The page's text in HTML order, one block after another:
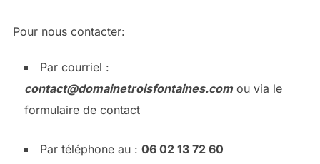
Pour nous contacter:
Par courriel :
contact@domainetroisfontaines.comou via le
formulaire de contact
Par téléphone au : 06 02 13 72 60